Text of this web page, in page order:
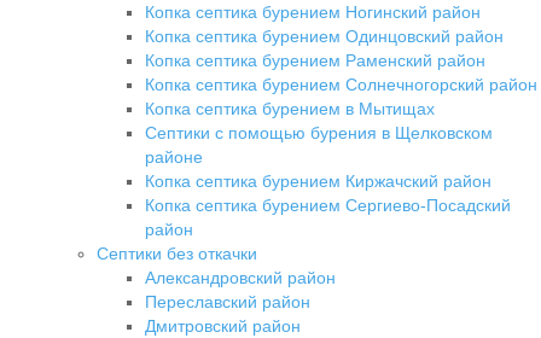
Копка септика бурением Ногинский район
Копка септика бурением Одинцовский район
Копка септика бурением Раменский район
Копка септика бурением Солнечногорский район
Копка септика бурением в Мытищах
Септики с помощью бурения в Щелковском
районе
Копка септика бурением Киржачский район
Копка септика бурением Сергиево-Посадский
район
Септики без откачки
Александровский район
Переславский район
Дмитровский район